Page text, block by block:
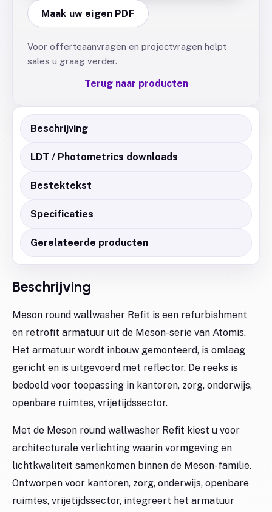
Maak uw eigen PDF
Voor offerteaanvragen en projectvragen helpt
sales u graag verder.
Terug naar producten
Beschrijving
LDT / Photometrics downloads
Bestektekst
Specificaties
Gerelateerde producten
Beschrijving
Meson round wallwasher Refit is een refurbishment
en retrofit armatuur uit de Meson-serie van Atomis.
Het armatuur wordt inbouw gemonteerd, is omlaag
gericht en is uitgevoerd met reflector. De reeks is
bedoeld voor toepassing in kantoren, zorg, onderwijs,
openbare ruimtes, vrijetijdssector.
Met de Meson round wallwasher Refit kiest u voor
architecturale verlichting waarin vormgeving en
lichtkwaliteit samenkomen binnen de Meson-familie.
Ontworpen voor kantoren, zorg, onderwijs, openbare
ruimtes, vrijetijdssector, integreert het armatuur